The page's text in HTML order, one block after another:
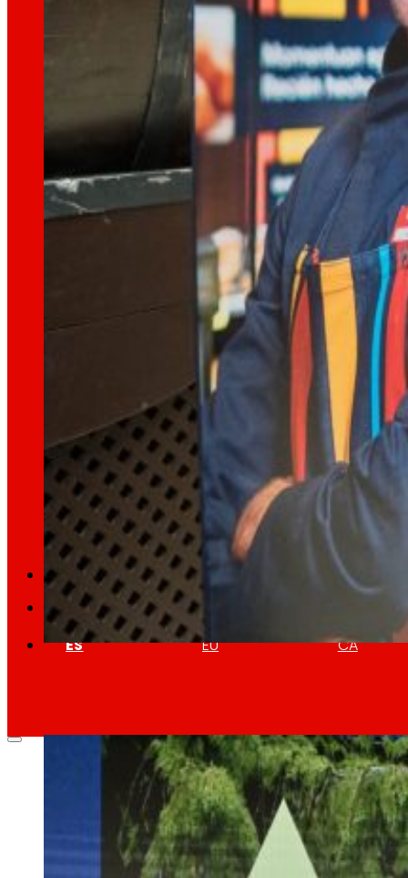
tecnologíaquenos mueve
Proyectos de innovación
La l+D+i impulsa nuestra transformación,
Venture Program
De las ideas a la acción, nuestro
Retail Media
Exploramos nuevas formas de conectar
Memorias
ES EU CA